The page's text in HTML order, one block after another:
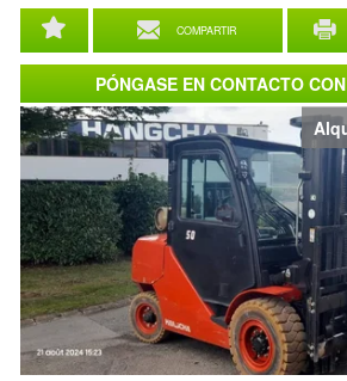
COMPARTIR
PÓNGASE EN CONTACTO